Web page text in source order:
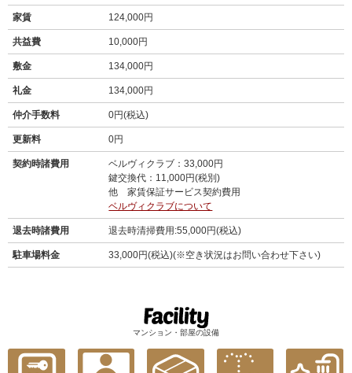
家賃 124,000円
共益費 10,000円
敷金 134,000円
礼金 134,000円
仲介手数料 0円(税込)
更新料 0円
契約時諸費用
ベルヴィクラブ：33,000円
鍵交換代：11,000円(税別)
他 家賃保証サービス契約費用
ベルヴィクラブについて
退去時諸費用 退去時清掃費用:55,000円(税込)
駐車場料金 33,000円(税込)(※空き状況はお問い合わせ下さい)
マンション・部屋の設備